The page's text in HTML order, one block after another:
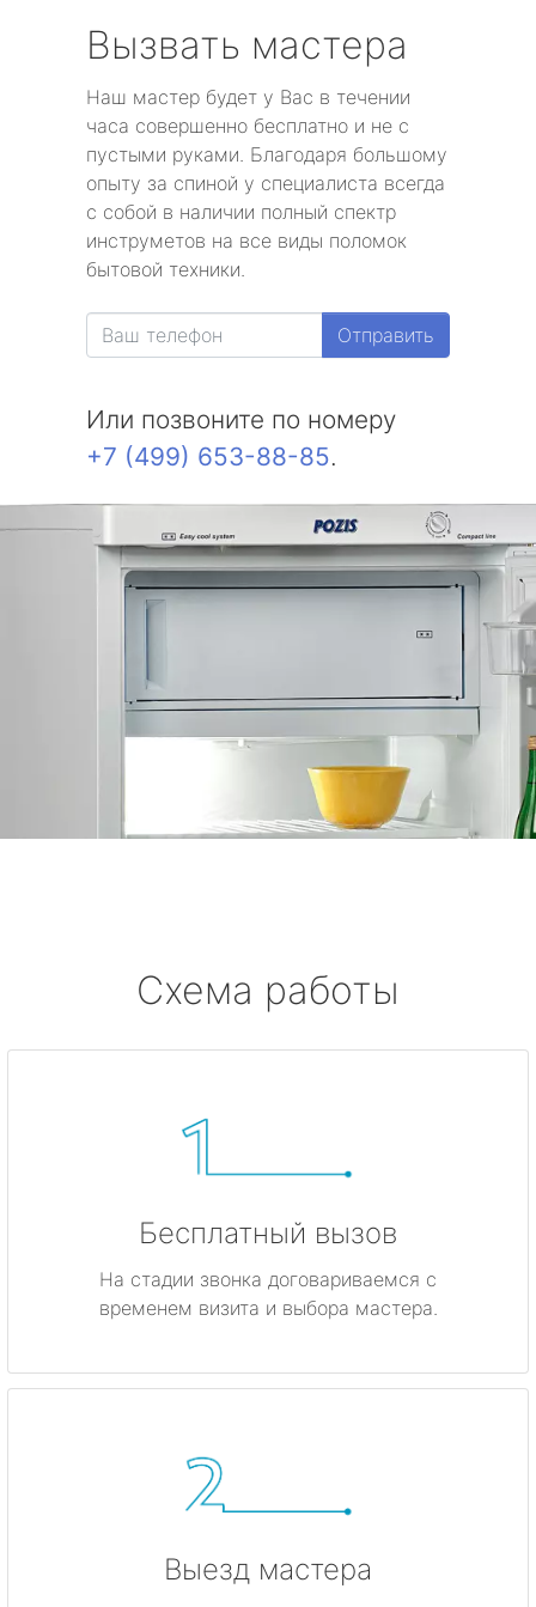
Вызвать мастера
Наш мастер будет у Вас в течении
часа совершенно бесплатно и не с
пустыми руками. Благодаря большому
опыту за спиной у специалиста всегда
с собой в наличии полный спектр
инструметов на все виды поломок
бытовой техники.
Отправить
Или позвоните по номеру
+7 (499) 653-88-85.
Схема работы
Бесплатный вызов
На стадии звонка договариваемся с
временем визита и выбора мастера.
Выезд мастера